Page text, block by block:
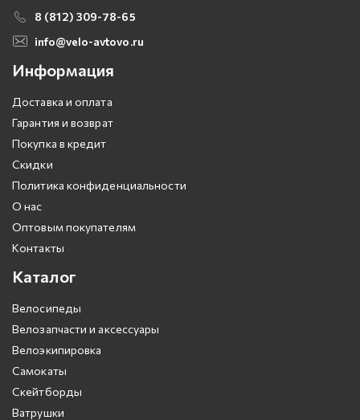
8 (812) 309-78-65
info@velo-avtovo.ru
Информация
Доставка и оплата
Гарантия и возврат
Покупка в кредит
Скидки
Политика конфиденциальности
О нас
Оптовым покупателям
Контакты
Каталог
Велосипеды
Велозапчасти и аксессуары
Велоэкипировка
Самокаты
Скейтборды
Ватрушки